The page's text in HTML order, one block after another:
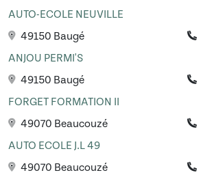
AUTO-ECOLE NEUVILLE
49150 Baugé
ANJOU PERMI'S
49150 Baugé
FORGET FORMATION II
49070 Beaucouzé
AUTO ECOLE J.L 49
49070 Beaucouzé